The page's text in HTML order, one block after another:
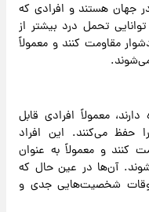
جهان هستند و افرادی که
تحمل درد بیشتر از
مقاومت کنند و معمولاً
معمولاً افرادی قابل
حفظ می‌کنند. این افراد
کنند و معمولاً به عنوان
آن‌ها در عین حال که
شخصیت‌هایی جدی و